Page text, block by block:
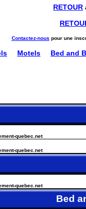
RETOUR
Contactez-nous pour une
Motels Bed and
quebec.net
quebec.net
quebec.net
Bed